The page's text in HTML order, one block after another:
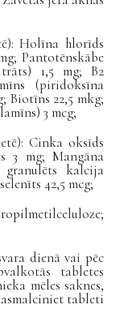
Holīna hlorīds
Pantotēnskābe
1,5 mg; B2
(piridoksīna
Biotīns 22,5 mkg;
3 mcg;
Cinka oksīds
3 mg; Mangāna
kalcija
42,5 mcg;
dienā vai pēc
tabletes
mēles saknes,
tableti